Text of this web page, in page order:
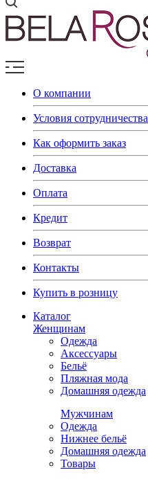
О компании
Условия сотрудничества
Как оформить заказ
Доставка
Оплата
Кредит
Возврат
Контакты
Купить в розницу
Каталог
Женщинам
Одежда
Аксессуары
Бельё
Пляжная мода
Домашняя одежда
Мужчинам
Одежда
Нижнее бельё
Домашняя одежда
Товары